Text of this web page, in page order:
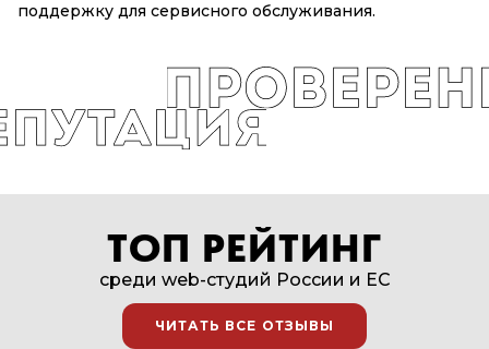
поддержку для сервисного обслуживания.
ТОП РЕЙТИНГ
среди web-студий России и EC
ЧИТАТЬ ВСЕ ОТЗЫВЫ
ЧИТАТЬ ВСЕ ОТЗЫВЫ